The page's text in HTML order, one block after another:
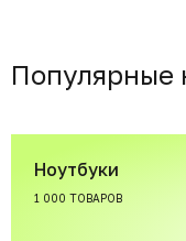
Популярные
Ноутбуки
1 000 ТОВАРОВ